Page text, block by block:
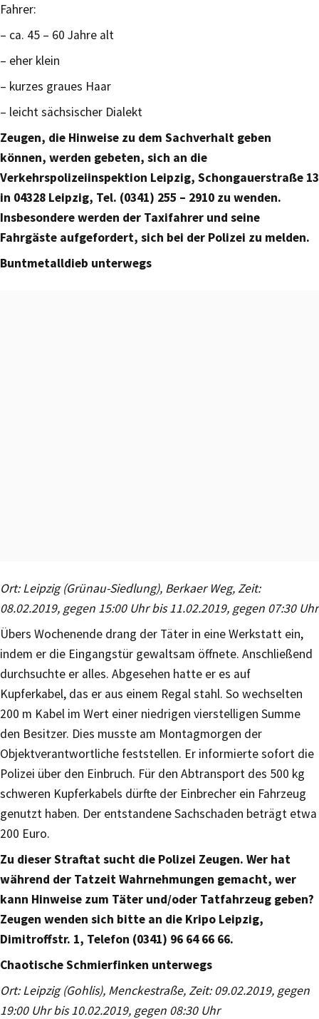
Fahrer:
– ca. 45 – 60 Jahre alt
– eher klein
– kurzes graues Haar
– leicht sächsischer Dialekt
Zeugen, die Hinweise zu dem Sachverhalt geben
können, werden gebeten, sich an die
Verkehrspolizeiinspektion Leipzig, Schongauerstraße 13
in 04328 Leipzig, Tel. (0341) 255 – 2910 zu wenden.
Insbesondere werden der Taxifahrer und seine
Fahrgäste aufgefordert, sich bei der Polizei zu melden.
Buntmetalldieb unterwegs
Ort: Leipzig (Grünau-Siedlung), Berkaer Weg, Zeit:
08.02.2019, gegen 15:00 Uhr bis 11.02.2019, gegen 07:30 Uhr
Übers Wochenende drang der Täter in eine Werkstatt ein,
indem er die Eingangstür gewaltsam öffnete. Anschließend
durchsuchte er alles. Abgesehen hatte er es auf
Kupferkabel, das er aus einem Regal stahl. So wechselten
200 m Kabel im Wert einer niedrigen vierstelligen Summe
den Besitzer. Dies musste am Montagmorgen der
Objektverantwortliche feststellen. Er informierte sofort die
Polizei über den Einbruch. Für den Abtransport des 500 kg
schweren Kupferkabels dürfte der Einbrecher ein Fahrzeug
genutzt haben. Der entstandene Sachschaden beträgt etwa
200 Euro.
Zu dieser Straftat sucht die Polizei Zeugen. Wer hat
während der Tatzeit Wahrnehmungen gemacht, wer
kann Hinweise zum Täter und/oder Tatfahrzeug geben?
Zeugen wenden sich bitte an die Kripo Leipzig,
Dimitroffstr. 1, Telefon (0341) 96 64 66 66.
Chaotische Schmierfinken unterwegs
Ort: Leipzig (Gohlis), Menckestraße, Zeit: 09.02.2019, gegen
19:00 Uhr bis 10.02.2019, gegen 08:30 Uhr